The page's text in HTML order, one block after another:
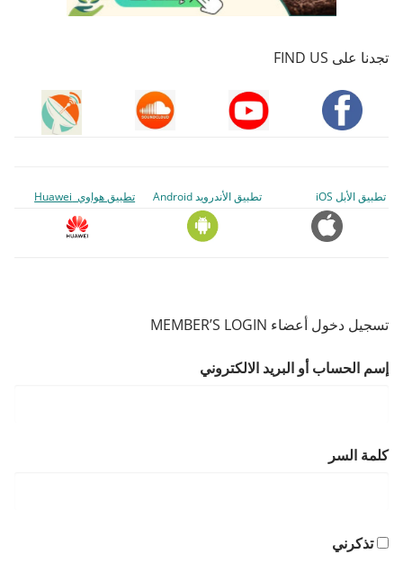
تجدنا على FIND US
تطبيق الأبل iOS تطبيق الأندرويد Android تطبيق هواوي Huawei
تسجيل دخول أعضاء MEMBER’S LOGIN
إسم الحساب أو البريد الالكتروني
كلمة السر
تذكرني